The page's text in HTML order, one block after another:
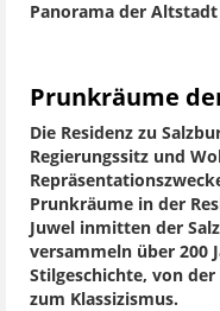
Panorama der
Prunkräume
Die Residenz zu
Regierungssitz und
Prunkräume in der
Juwel inmitten der
versammeln über 200
Stilgeschichte, von der
zum Klassizismus.